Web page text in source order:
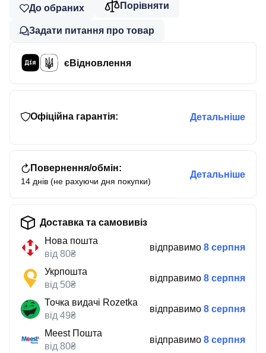
До обраних Порівняти
Задати питання про товар
єВідновлення
Офіційна гарантія: Детальніше
Повернення/обмін:
14 днів (не рахуючи дня покупки)
Детальніше
Доставка та самовивіз
Нова пошта
від 80₴
відправимо 8 серпня
Укрпошта
від 50₴
відправимо 8 серпня
Точка видачі Rozetka
від 49₴
відправимо 8 серпня
Meest Пошта
від 80₴
відправимо 8 серпня